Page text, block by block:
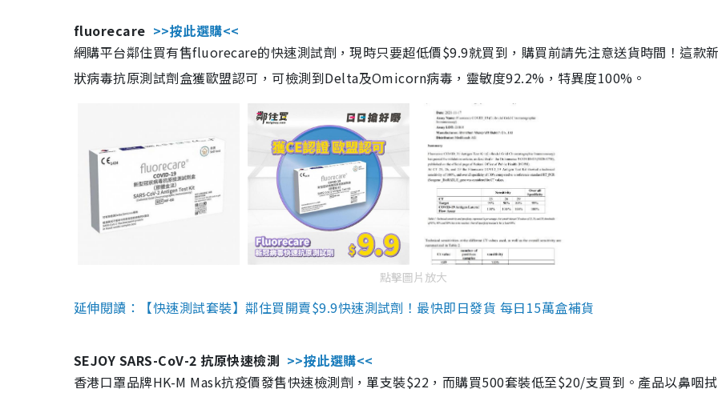
fluorecare >>按此選購<<
網購平台鄰住買有售fluorecare的快速測試劑，現時只要超低價$9.9就買到，購買前請先注意送貨時間！這款
狀病毒抗原測試劑盒獲歐盟認可，可檢測到Delta及Omicorn病毒，靈敏度92.2%，特異度100%。
點擊圖片放大
延伸閱讀：【快速測試套裝】鄰住買開賣$9.9快速測試劑！最快即日發貨 每日15萬盒補貨
SEJOY SARS-CoV-2 抗原快速檢測 >>按此選購<<
香港口罩品牌HK-M Mask抗疫價發售快速檢測劑，單支裝$22，而購買500套裝低至$20/支買到。產品以鼻咽